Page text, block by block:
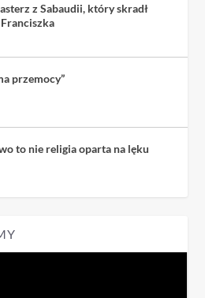
z Sabaudii, który skradł
przemocy”
to nie religia oparta na lęku